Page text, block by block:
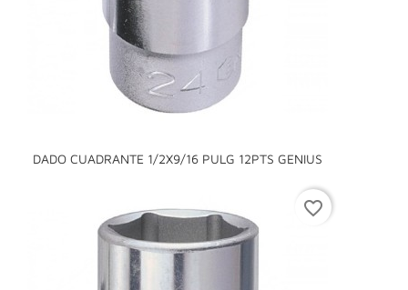
DADO CUADRANTE 1/2X9/16 PULG 12PTS GENIUS
favorite_border